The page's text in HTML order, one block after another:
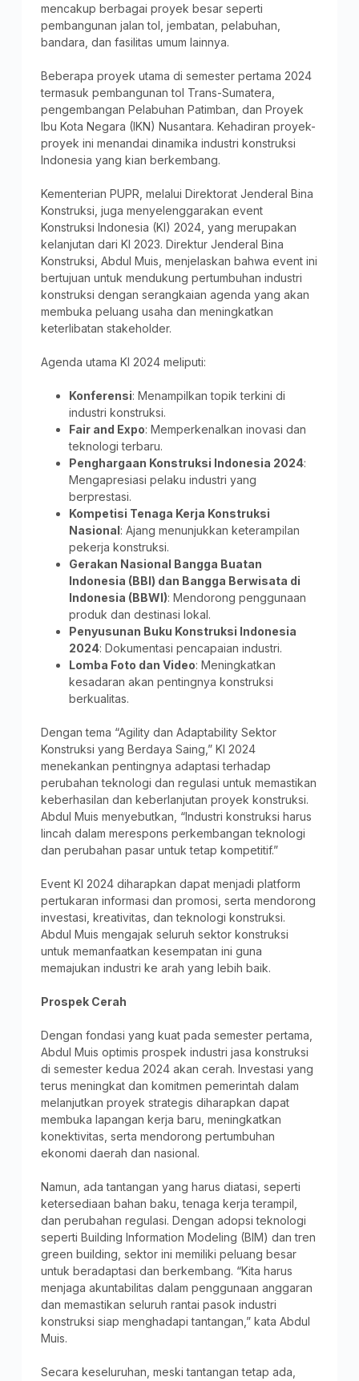
mencakup berbagai proyek besar seperti
pembangunan jalan tol, jembatan, pelabuhan,
bandara, dan fasilitas umum lainnya.
Beberapa proyek utama di semester pertama 2024
termasuk pembangunan tol Trans-Sumatera,
pengembangan Pelabuhan Patimban, dan Proyek
Ibu Kota Negara (IKN) Nusantara. Kehadiran proyek-
proyek ini menandai dinamika industri konstruksi
Indonesia yang kian berkembang.
Kementerian PUPR, melalui Direktorat Jenderal Bina
Konstruksi, juga menyelenggarakan event
Konstruksi Indonesia (KI) 2024, yang merupakan
kelanjutan dari KI 2023. Direktur Jenderal Bina
Konstruksi, Abdul Muis, menjelaskan bahwa event ini
bertujuan untuk mendukung pertumbuhan industri
konstruksi dengan serangkaian agenda yang akan
membuka peluang usaha dan meningkatkan
keterlibatan stakeholder.
Agenda utama KI 2024 meliputi:
Konferensi: Menampilkan topik terkini di
industri konstruksi.
Fair and Expo: Memperkenalkan inovasi dan
teknologi terbaru.
Penghargaan Konstruksi Indonesia 2024:
Mengapresiasi pelaku industri yang
berprestasi.
Kompetisi Tenaga Kerja Konstruksi
Nasional: Ajang menunjukkan keterampilan
pekerja konstruksi.
Gerakan Nasional Bangga Buatan
Indonesia (BBI) dan Bangga Berwisata di
Indonesia (BBWI): Mendorong penggunaan
produk dan destinasi lokal.
Penyusunan Buku Konstruksi Indonesia
2024: Dokumentasi pencapaian industri.
Lomba Foto dan Video: Meningkatkan
kesadaran akan pentingnya konstruksi
berkualitas.
Dengan tema “Agility dan Adaptability Sektor
Konstruksi yang Berdaya Saing,” KI 2024
menekankan pentingnya adaptasi terhadap
perubahan teknologi dan regulasi untuk memastikan
keberhasilan dan keberlanjutan proyek konstruksi.
Abdul Muis menyebutkan, “Industri konstruksi harus
lincah dalam merespons perkembangan teknologi
dan perubahan pasar untuk tetap kompetitif.”
Event KI 2024 diharapkan dapat menjadi platform
pertukaran informasi dan promosi, serta mendorong
investasi, kreativitas, dan teknologi konstruksi.
Abdul Muis mengajak seluruh sektor konstruksi
untuk memanfaatkan kesempatan ini guna
memajukan industri ke arah yang lebih baik.
Prospek Cerah
Dengan fondasi yang kuat pada semester pertama,
Abdul Muis optimis prospek industri jasa konstruksi
di semester kedua 2024 akan cerah. Investasi yang
terus meningkat dan komitmen pemerintah dalam
melanjutkan proyek strategis diharapkan dapat
membuka lapangan kerja baru, meningkatkan
konektivitas, serta mendorong pertumbuhan
ekonomi daerah dan nasional.
Namun, ada tantangan yang harus diatasi, seperti
ketersediaan bahan baku, tenaga kerja terampil,
dan perubahan regulasi. Dengan adopsi teknologi
seperti Building Information Modeling (BIM) dan tren
green building, sektor ini memiliki peluang besar
untuk beradaptasi dan berkembang. “Kita harus
menjaga akuntabilitas dalam penggunaan anggaran
dan memastikan seluruh rantai pasok industri
konstruksi siap menghadapi tantangan,” kata Abdul
Muis.
Secara keseluruhan, meski tantangan tetap ada,